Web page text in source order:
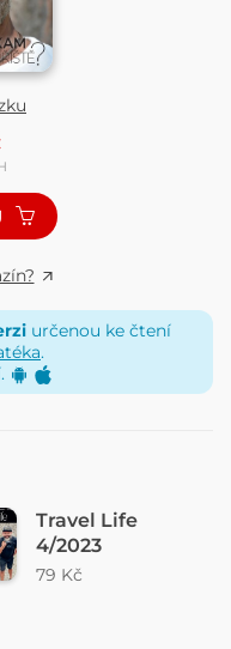
určenou ke čtení
.
Travel Life
4/2023
79 Kč